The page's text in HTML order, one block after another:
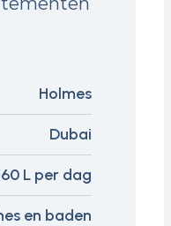
Holmes
Dubai
L per dag
en baden